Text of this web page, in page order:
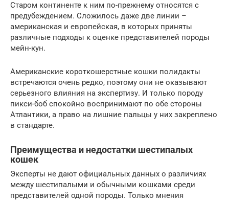
Старом континенте к ним по-прежнему относятся с
предубеждением. Сложилось даже две линии –
американская и европейская, в которых приняты
различные подходы к оценке представителей породы
мейн-кун.
Американские короткошерстные кошки полидакты
встречаются очень редко, поэтому они не оказывают
серьезного влияния на экспертизу. И только породу
пикси-боб спокойно воспринимают по обе стороны
Атлантики, а право на лишние пальцы у них закреплено
в стандарте.
Преимущества и недостатки шестипалых
кошек
Эксперты не дают официальных данных о различиях
между шестипалыми и обычными кошками среди
представителей одной породы. Только мнения